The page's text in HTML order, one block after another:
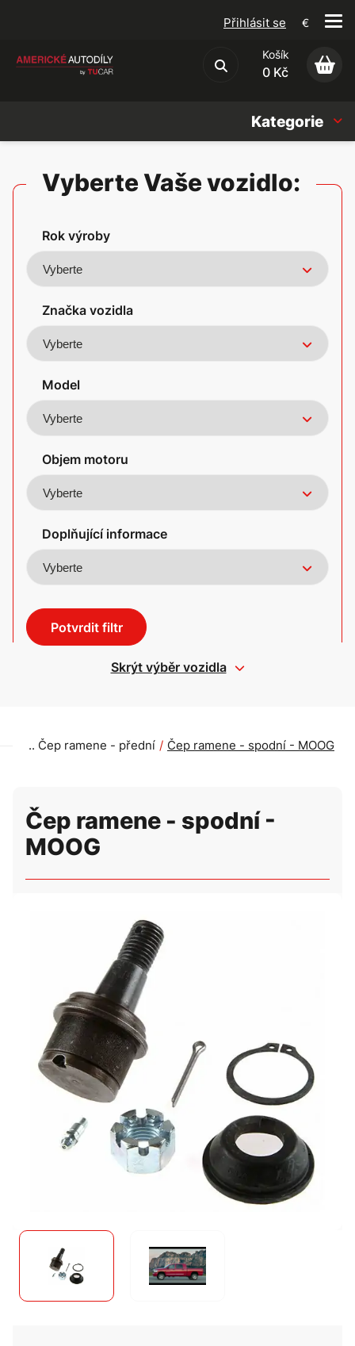
Obchodní podmínky
Přihlásit se €
Košík
0 Kč
Kategorie
Americké vozy
Vyberte Vaše vozidlo:
Rok výroby
Značka vozidla
Model
Objem motoru
Doplňující informace
Potvrdit filtr
Skrýt výběr vozidla
Čep ramene - přední Čep ramene - spodní - MOOG
Čep ramene - spodní -
MOOG